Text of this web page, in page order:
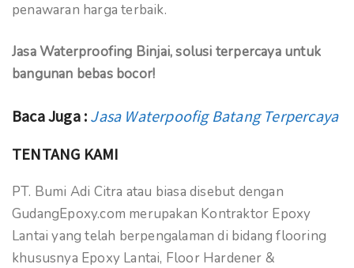
penawaran harga terbaik.
Jasa Waterproofing Binjai, solusi terpercaya untuk
bangunan bebas bocor!
Baca Juga : Jasa Waterpoofig Batang Terpercaya
TENTANG KAMI
PT. Bumi Adi Citra atau biasa disebut dengan
GudangEpoxy.com merupakan Kontraktor Epoxy
Lantai yang telah berpengalaman di bidang flooring
khususnya Epoxy Lantai, Floor Hardener &